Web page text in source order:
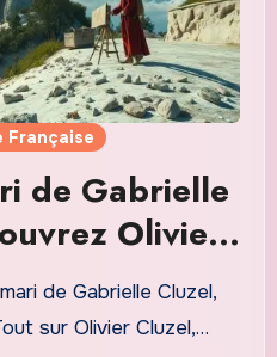
Française
de Gabrielle
Olivier
2026
de Gabrielle Cluzel,
sur Olivier Cluzel,…